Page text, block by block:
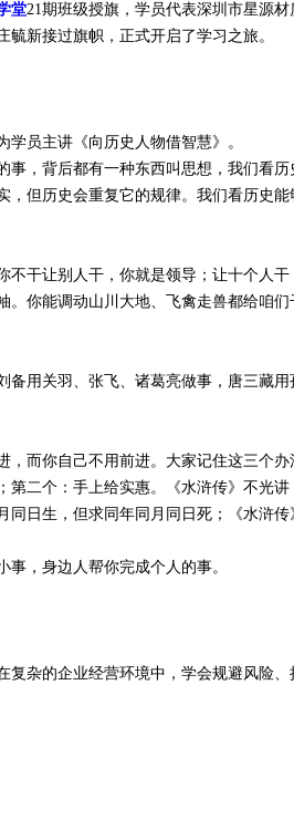
堂21期班级授旗，学员代表深圳市星源
新接过旗帜，正式开启了学习之旅。
员主讲《向历史人物借智慧》。
事，背后都有一种东西叫思想，我们看
但历史会重复它的规律。我们看历史能
干让别人干，你就是领导；让十个人干
你能调动山川大地、飞禽走兽都给咱们
用关羽、张飞、诸葛亮做事，唐三藏用
而你自己不用前进。大家记住这三个办
二个：手上给实惠。《水浒传》不光讲
日生，但求同年同月同日死；《水浒传
，身边人帮你完成个人的事。
复杂的企业经营环境中，学会规避风险